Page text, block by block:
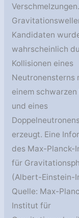
Kandidaten
wahrscheinlich
Kollisionen eines
Neutronensterns
einem schwarzen
und eines
erzeugt. Eine
des Max-Planck-
für
(Albert-Einstein-
Quelle: Max-
Institut für